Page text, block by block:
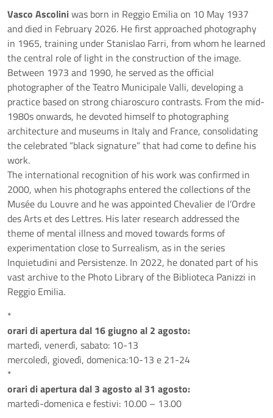
Vasco Ascoliniwas born in Reggio Emilia on 10 May 1937
and died in February 2026. He first approached photography
in 1965, training under Stanislao Farri, from whom he learned
the central role of light in the construction of the image.
Between 1973 and 1990, he served as the official
photographer of the Teatro Municipale Valli, developing a
practice based on strong chiaroscuro contrasts. From the mid-
1980s onwards, he devoted himself to photographing
architecture and museums in Italy and France, consolidating
the celebrated “black signature” that had come to define his
work.
The international recognition of his work was confirmed in
2000, when his photographs entered the collections of the
Musée du Louvre and he was appointed Chevalier de l’Ordre
des Arts et des Lettres. His later research addressed the
theme of mental illness and moved towards forms of
experimentation close to Surrealism, as in the series
Inquietudini and Persistenze. In 2022, he donated part of his
vast archive to the Photo Library of the Biblioteca Panizzi in
Reggio Emilia.
*
orari di apertura dal 16 giugno al 2 agosto:
martedì, venerdì, sabato: 10-13
mercoledì, giovedì, domenica:10-13 e 21-24
*
orari di apertura dal 3 agosto al 31 agosto:
martedì-domenica e festivi: 10.00 – 13.00